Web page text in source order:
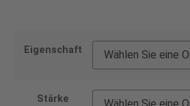
Eigenschaft
Stärke